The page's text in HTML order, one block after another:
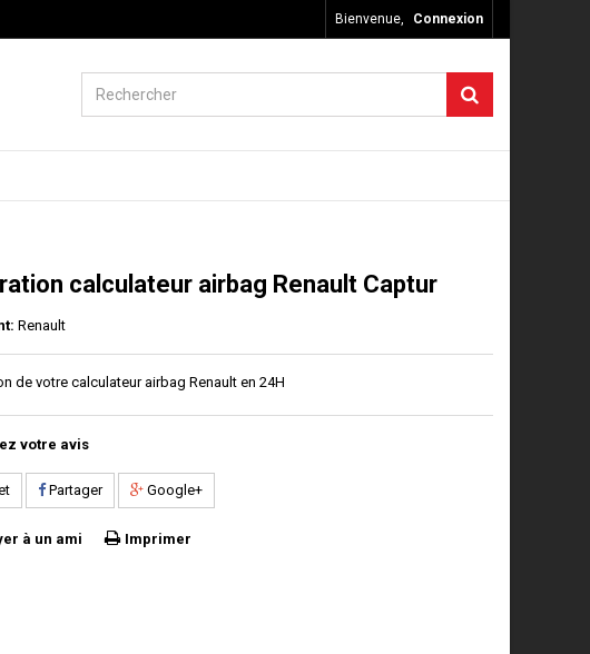
Bienvenue, Connexion
calculateur airbag Renault Captur
Renault
de votre calculateur airbag Renault en 24H
votre avis
Partager Google+
à un ami Imprimer